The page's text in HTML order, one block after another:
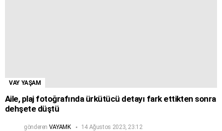
VAY YAŞAM
Aile, plaj fotoğrafında ürkütücü detayı fark ettikten sonra
dehşete düştü
gönderen VAYAMK 14 Ağustos 2023, 23:12